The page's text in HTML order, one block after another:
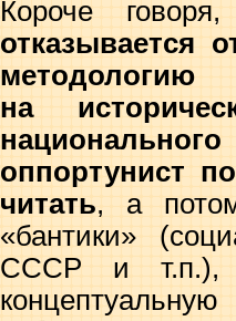
Короче
отказывается
методологию
на
оппортунист
читать, а
«бантики»
СССР и т.п.),